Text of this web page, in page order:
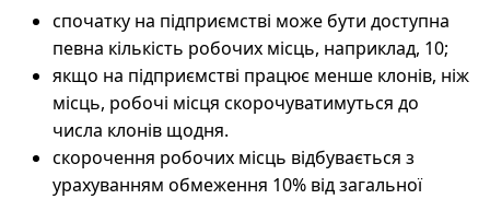
спочатку на підприємстві може бути доступна
певна кількість робочих місць, наприклад, 10;
якщо на підприємстві працює менше клонів, ніж
місць, робочі місця скорочуватимуться до
числа клонів щодня.
скорочення робочих місць відбувається з
урахуванням обмеження 10% від загальної